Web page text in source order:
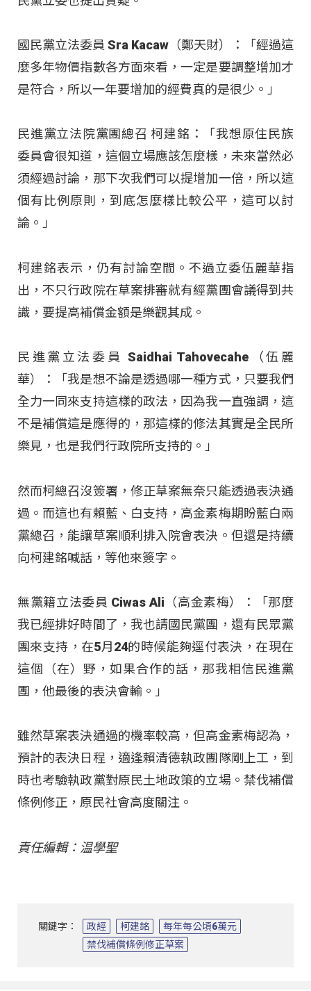
國民黨立法委員 Sra Kacaw（鄭天財）：「經過這
麼多年物價指數各方面來看，一定是要調整增加才
是符合，所以一年要增加的經費真的是很少。」
民進黨立法院黨團總召 柯建銘：「我想原住民族
委員會很知道，這個立場應該怎麼樣，未來當然必
須經過討論，那下次我們可以提增加一倍，所以這
個有比例原則，到底怎麼樣比較公平，這可以討
論。」
柯建銘表示，仍有討論空間。不過立委伍麗華指
出，不只行政院在草案排審就有經黨團會議得到共
識，要提高補償金額是樂觀其成。
民進黨立法委員 Saidhai Tahovecahe（伍麗
華）：「我是想不論是透過哪一種方式，只要我們
全力一同來支持這樣的政法，因為我一直強調，這
不是補償這是應得的，那這樣的修法其實是全民所
樂見，也是我們行政院所支持的。」
然而柯總召沒簽署，修正草案無奈只能透過表決通
過。而這也有賴藍、白支持，高金素梅期盼藍白兩
黨總召，能讓草案順利排入院會表決。但還是持續
向柯建銘喊話，等他來簽字。
無黨籍立法委員 Ciwas Ali（高金素梅）：「那麼
我已經排好時間了，我也請國民黨團，還有民眾黨
團來支持，在5月24的時候能夠逕付表決，在現在
這個（在）野，如果合作的話，那我相信民進黨
團，他最後的表決會輸。」
雖然草案表決通過的機率較高，但高金素梅認為，
預計的表決日程，適逢賴清德執政團隊剛上工，到
時也考驗執政黨對原民土地政策的立場。禁伐補償
條例修正，原民社會高度關注。
責任編輯：温學聖
關鍵字： 政經 柯建銘
每年每公頃6萬元
禁伐補償條例修正草案